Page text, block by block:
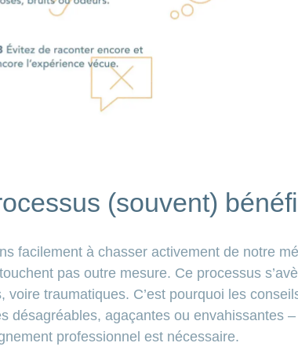
(souvent)
facilement à chasser activement de notre
pas outre mesure. Ce processus
voire traumatiques. C’est pourquoi les
désagréables, agaçantes ou envahissantes
professionnel est nécessaire.